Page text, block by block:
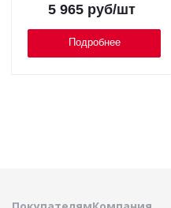
5 965руб/шт
Подробнее